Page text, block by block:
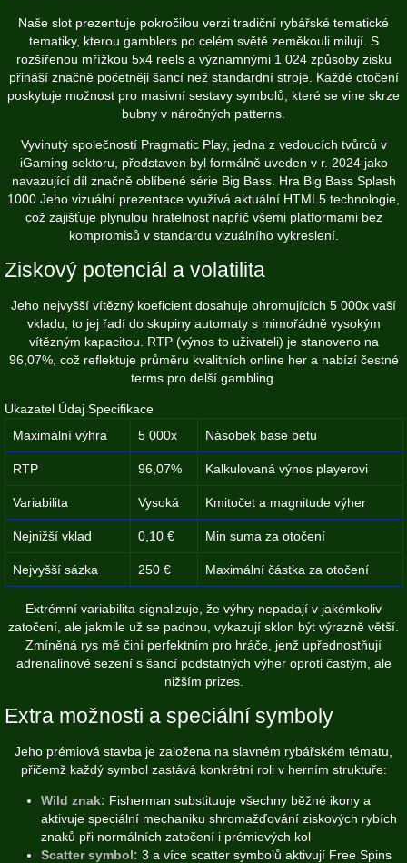
Naše slot prezentuje pokročilou verzi tradiční rybářské tematické
tematiky, kterou gamblers po celém světě zeměkouli milují. S
rozšířenou mřížkou 5x4 reels a významnými 1 024 způsoby zisku
přináší značně početněji šancí než standardní stroje. Každé otočení
poskytuje možnost pro masivní sestavy symbolů, které se vine skrze
bubny v náročných patterns.
Vyvinutý společností Pragmatic Play, jedna z vedoucích tvůrců v
iGaming sektoru, představen byl formálně uveden v r. 2024 jako
navazující díl značně oblíbené série Big Bass. Hra Big Bass Splash
1000 Jeho vizuální prezentace využívá aktuální HTML5 technologie,
což zajišťuje plynulou hratelnost napříč všemi platformami bez
kompromisů v standardu vizuálního vykreslení.
Ziskový potenciál a volatilita
Jeho nejvyšší vítězný koeficient dosahuje ohromujících 5 000x vaší
vkladu, to jej řadí do skupiny automaty s mimořádně vysokým
vítězným kapacitou. RTP (výnos to uživateli) je stanoveno na
96,07%, což reflektuje průměru kvalitních online her a nabízí čestné
terms pro delší gambling.
Ukazatel Údaj Specifikace
Maximální výhra
5 000x Násobek base betu
RTP 96,07% Kalkulovaná výnos playerovi
Variabilita Vysoká Kmitočet a magnitude výher
Nejnižší vklad 0,10 € Min suma za otočení
Nejvyšší sázka 250 € Maximální částka za otočení
Extrémní variabilita signalizuje, že výhry nepadají v jakémkoliv
zatočení, ale jakmile už se padnou, vykazují sklon být výrazně větší.
Zmíněná rys mě činí perfektním pro hráče, jenž upřednostňují
adrenalinové sezení s šancí podstatných výher oproti častým, ale
nižším prizes.
Extra možnosti a speciální symboly
Jeho prémiová stavba je založena na slavném rybářském tématu,
přičemž každý symbol zastává konkrétní roli v herním struktuře:
Wild znak: Fisherman substituuje všechny běžné ikony a
aktivuje speciální mechaniku shromažďování ziskových rybích
znaků při normálních zatočení i prémiových kol
Scatter symbol: 3 a více scatter symbolů aktivují Free Spins